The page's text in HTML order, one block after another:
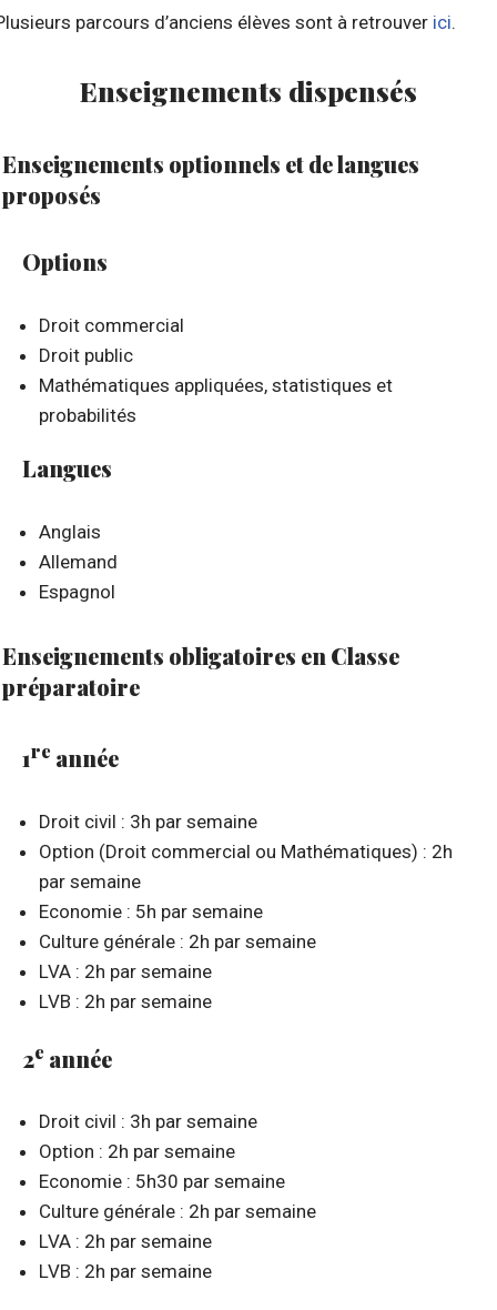
parcours d’anciens élèves sont à retrouver ici.
Enseignements dispensés
Enseignements optionnels et de langues
proposés
Options
Droit commercial
Droit public
Mathématiques appliquées, statistiques et
probabilités
Langues
Anglais
Allemand
Espagnol
Enseignements obligatoires en Classe
préparatoire
1re année
Droit civil : 3h par semaine
Option (Droit commercial ou Mathématiques) : 2h
par semaine
Economie : 5h par semaine
Culture générale : 2h par semaine
LVA : 2h par semaine
LVB : 2h par semaine
2e année
Droit civil : 3h par semaine
Option : 2h par semaine
Economie : 5h30 par semaine
Culture générale : 2h par semaine
LVA : 2h par semaine
LVB : 2h par semaine